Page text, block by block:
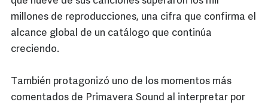
millones de reproducciones, una cifra que confirma el
alcance global de un catálogo que continúa
creciendo.
También protagonizó uno de los momentos más
comentados de Primavera Sound al interpretar por